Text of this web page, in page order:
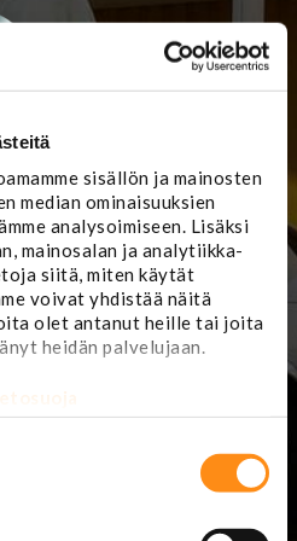
sisällön ja mainosten
median ominaisuuksien
analysoimiseen. Lisäksi
mainosalan ja analytiikka-
siitä, miten käytät
voivat yhdistää näitä
olet antanut heille tai joita
heidän palvelujaan.
Myymälä ja
korjaamon
ajanvaraus:
Huoltokorjaamo